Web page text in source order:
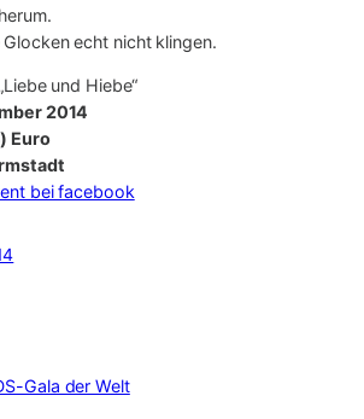
echt nicht klingen.
und Hiebe“
2014
Euro
bei facebook